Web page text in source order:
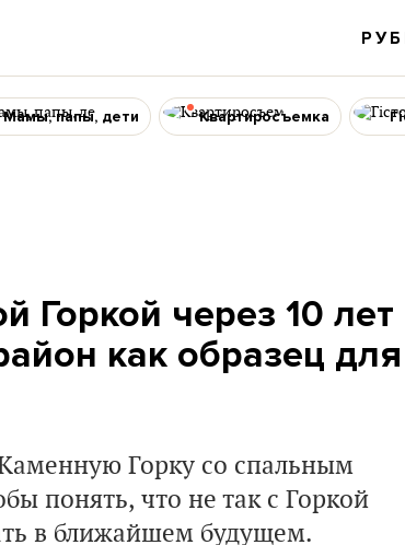
Мамы, папы, дети Квартиросъемка
Горкой через 10 лет
как образец для
Горку со спальным
понять, что не так с Горкой
в ближайшем будущем.